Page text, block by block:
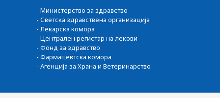
- Министерство за здравство
- Светска здравствена организација
- Лекарска комора
- Централен регистар на лекови
- Фонд за здравство
- Фармацевтска комора
- Агенција за Храна и Ветеринарство